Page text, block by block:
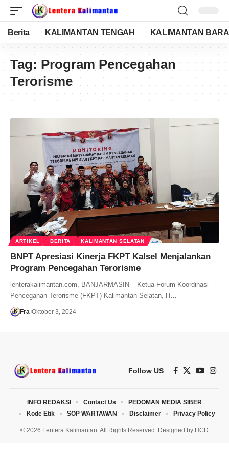
Berita KALIMANTAN TENGAH KALIMANTAN
Tag: Program Pencegahan
Terorisme
ARTIKEL BERITA KALIMANTAN SELATAN
BNPT Apresiasi Kinerja FKPT Kalsel Menjalankan
Program Pencegahan Terorisme
lenterakalimantan.com, BANJARMASIN – Ketua Forum Koordinasi
Pencegahan Terorisme (FKPT) Kalimantan Selatan, H…
Fra Oktober 3, 2024
Follow US
© 2026 Lentera Kalimantan. All Rights Reserved. Designed by HCD
INFO REDAKSI Contact Us
PEDOMAN MEDIA SIBER
Kode Etik
SOP WARTAWAN Disclaimer Privacy Policy